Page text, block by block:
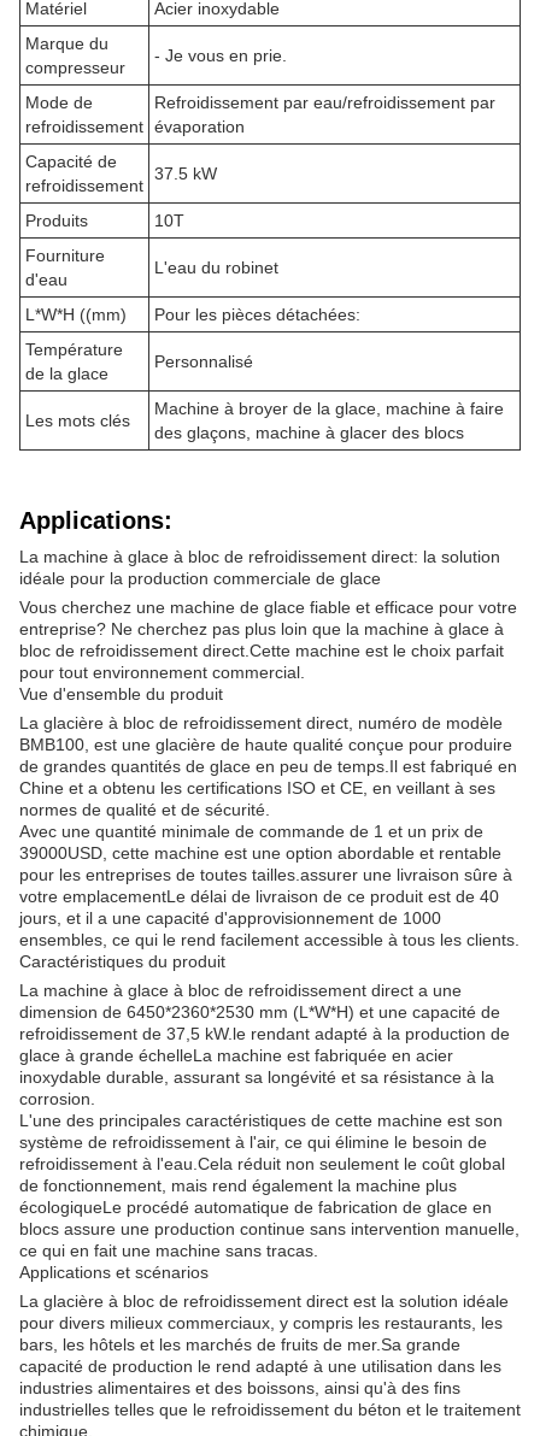
Matériel
Acier inoxydable
Marque du
compresseur
- Je vous en prie.
Mode de
refroidissement
Refroidissement par eau/refroidissement par
évaporation
Capacité de
refroidissement
37.5 kW
Produits
10T
Fourniture
d'eau
L'eau du robinet
L*W*H ((mm)
Pour les pièces détachées:
Température
de la glace
Personnalisé
Les mots clés
Machine à broyer de la glace, machine à faire
des glaçons, machine à glacer des blocs
Applications:
La machine à glace à bloc de refroidissement direct: la solution
idéale pour la production commerciale de glace
Vous cherchez une machine de glace fiable et efficace pour votre
entreprise? Ne cherchez pas plus loin que la machine à glace à
bloc de refroidissement direct.Cette machine est le choix parfait
pour tout environnement commercial.
Vue d'ensemble du produit
La glacière à bloc de refroidissement direct, numéro de modèle
BMB100, est une glacière de haute qualité conçue pour produire
de grandes quantités de glace en peu de temps.Il est fabriqué en
Chine et a obtenu les certifications ISO et CE, en veillant à ses
normes de qualité et de sécurité.
Avec une quantité minimale de commande de 1 et un prix de
39000USD, cette machine est une option abordable et rentable
pour les entreprises de toutes tailles.assurer une livraison sûre à
votre emplacementLe délai de livraison de ce produit est de 40
jours, et il a une capacité d'approvisionnement de 1000
ensembles, ce qui le rend facilement accessible à tous les clients.
Caractéristiques du produit
La machine à glace à bloc de refroidissement direct a une
dimension de 6450*2360*2530 mm (L*W*H) et une capacité de
refroidissement de 37,5 kW.le rendant adapté à la production de
glace à grande échelleLa machine est fabriquée en acier
inoxydable durable, assurant sa longévité et sa résistance à la
corrosion.
L'une des principales caractéristiques de cette machine est son
système de refroidissement à l'air, ce qui élimine le besoin de
refroidissement à l'eau.Cela réduit non seulement le coût global
de fonctionnement, mais rend également la machine plus
écologiqueLe procédé automatique de fabrication de glace en
blocs assure une production continue sans intervention manuelle,
ce qui en fait une machine sans tracas.
Applications et scénarios
La glacière à bloc de refroidissement direct est la solution idéale
pour divers milieux commerciaux, y compris les restaurants, les
bars, les hôtels et les marchés de fruits de mer.Sa grande
capacité de production le rend adapté à une utilisation dans les
industries alimentaires et des boissons, ainsi qu'à des fins
industrielles telles que le refroidissement du béton et le traitement
chimique.